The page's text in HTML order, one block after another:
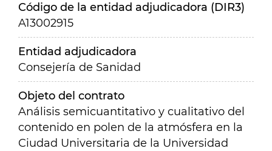
Código de la entidad adjudicadora (DIR3)
A13002915
Entidad adjudicadora
Consejería de Sanidad
Objeto del contrato
Análisis semicuantitativo y cualitativo del
contenido en polen de la atmósfera en la
Ciudad Universitaria de la Universidad